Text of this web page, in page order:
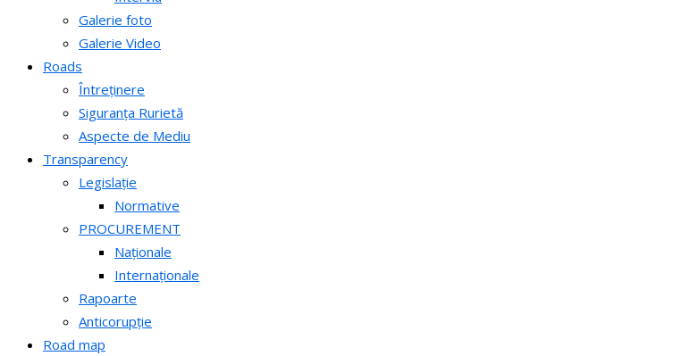
Galerie foto
Galerie Video
Roads
Întreținere
Siguranța Rurietă
Aspecte de Mediu
Transparency
Legislație
Normative
PROCUREMENT
Naționale
Internaționale
Rapoarte
Anticorupție
Road map